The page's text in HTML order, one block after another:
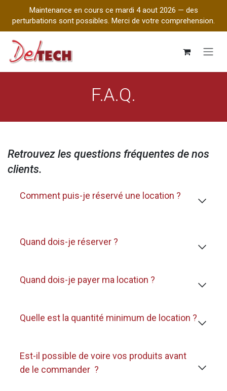
Maintenance en cours ce mardi 4 aout 2026 — des
perturbations sont possibles. Merci de votre comprehension.
F.A.Q.
Retrouvez les questions fréquentes de nos
clients.
Comment puis-je réservé une location ?
Quand dois-je réserver ?
Quand dois-je payer ma location ?
Quelle est la quantité minimum de location ?
Est-il possible de voire vos produits avant
de le commander ?